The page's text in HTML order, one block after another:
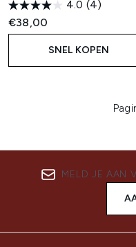
4.0 (4)
€38,00
SNEL KOPEN
MELD JE AAN